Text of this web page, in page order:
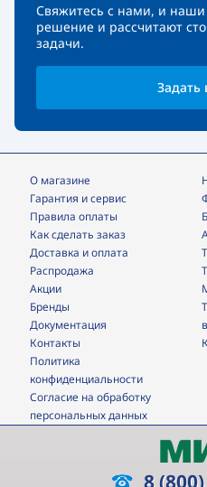
Свяжитесь с нами, и
решение и рассчитают
задачи.
Задать
О магазине
Гарантия и сервис
Правила оплаты
Как сделать заказ
Доставка и оплата
Распродажа
Акции
Бренды
Документация
Контакты
теплообменники и
Политика
конфиденциальности
Согласие на обработку
персональных данных
8